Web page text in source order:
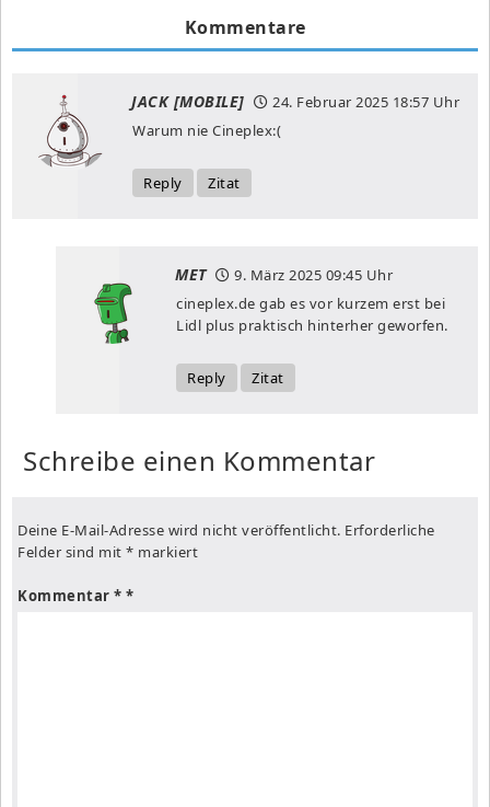
Kommentare
JACK [MOBILE] 24. Februar 2025 18:57 Uhr
Warum nie Cineplex:(
Reply Zitat
MET 9. März 2025 09:45 Uhr
cineplex.de gab es vor kurzem erst bei
Lidl plus praktisch hinterher geworfen.
Reply Zitat
Schreibe einen Kommentar
Deine E-Mail-Adresse wird nicht veröffentlicht. Erforderliche
Felder sind mit * markiert
Kommentar *